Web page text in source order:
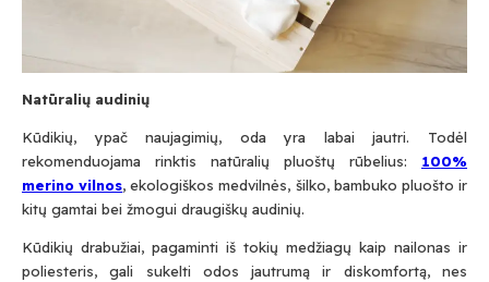
Natūralių audinių
Kūdikių, ypač naujagimių, oda yra labai jautri. Todėl
rekomenduojama rinktis natūralių pluoštų rūbelius: 100%
merino vilnos, ekologiškos medvilnės, šilko, bambuko pluošto ir
kitų gamtai bei žmogui draugiškų audinių.
Kūdikių drabužiai, pagaminti iš tokių medžiagų kaip nailonas ir
poliesteris, gali sukelti odos jautrumą ir diskomfortą, nes